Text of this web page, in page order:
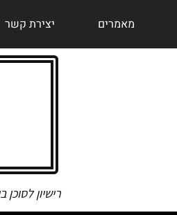
מאמרים יצירת קשר
רישיון לסוכן